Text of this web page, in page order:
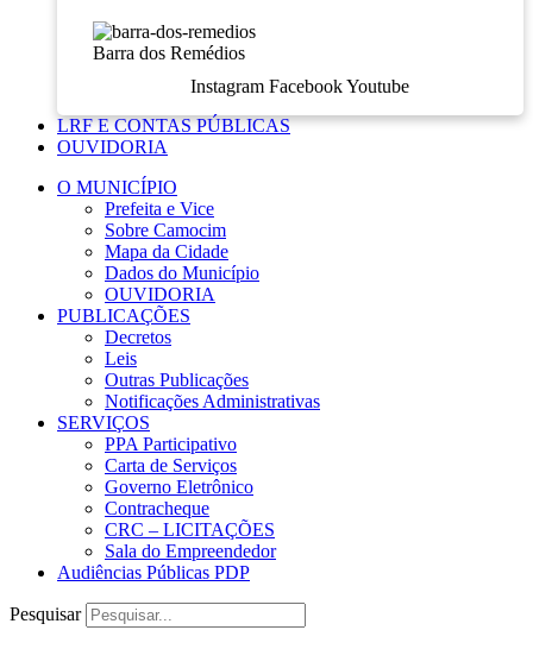
Barra dos Remédios
Instagram Facebook Youtube
LRF E CONTAS PÚBLICAS
OUVIDORIA
O MUNICÍPIO
Prefeita e Vice
Sobre Camocim
Mapa da Cidade
Dados do Município
OUVIDORIA
PUBLICAÇÕES
Decretos
Leis
Outras Publicações
Notificações Administrativas
SERVIÇOS
PPA Participativo
Carta de Serviços
Governo Eletrônico
Contracheque
CRC – LICITAÇÕES
Sala do Empreendedor
Audiências Públicas PDP
Pesquisar